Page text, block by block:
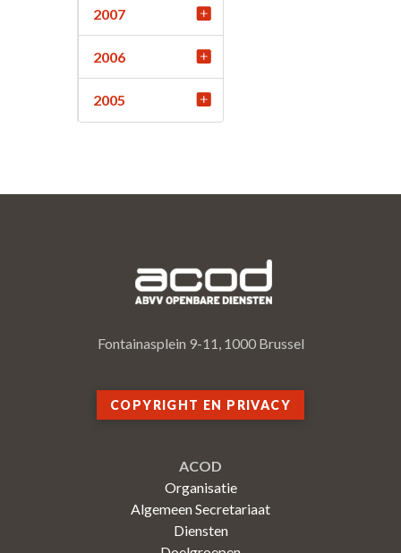
2007
2006
2005
Fontainasplein 9-11, 1000 Brussel
COPYRIGHT EN PRIVACY
ACOD
Organisatie
Algemeen Secretariaat
Diensten